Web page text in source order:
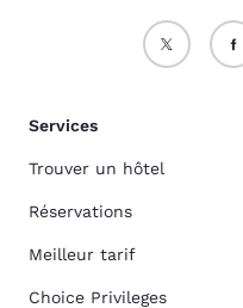
Services
Trouver un hôtel
Réservations
Meilleur tarif
Choice Privileges